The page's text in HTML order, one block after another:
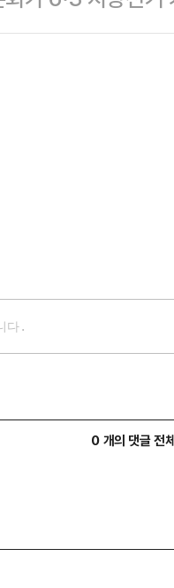
은 상장주식 4
피해왔다고 비판
0 개의 댓글 전